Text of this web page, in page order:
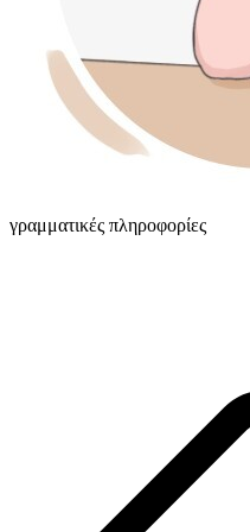
γραμματικές πληροφορίες